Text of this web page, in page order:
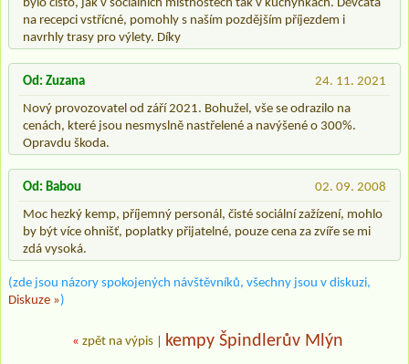
bylo čisto, jak v sociálních místnostech tak v kuchyňkách. Děvčata
na recepci vstřícné, pomohly s naším pozdějším příjezdem i
navrhly trasy pro výlety. Díky
24. 11. 2021
Od: Zuzana
Nový provozovatel od září 2021. Bohužel, vše se odrazilo na
cenách, které jsou nesmyslně nastřelené a navýšené o 300%.
Opravdu škoda.
02. 09. 2008
Od: Babou
Moc hezký kemp, příjemný personál, čisté sociální zažízení, mohlo
by být více ohnišť, poplatky přijatelné, pouze cena za zvíře se mi
zdá vysoká.
(zde jsou názory spokojených návštěvníků, všechny jsou v diskuzi,
Diskuze »)
« zpět na výpis kempy Špindlerův Mlýn